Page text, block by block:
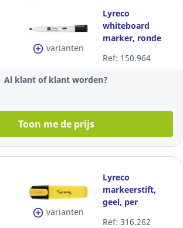
varianten
Lyreco
whiteboard
marker, ronde
zwart, per stuk
Ref: 150.964
Al klant of klant worden?
Toon me de prijs
varianten
Lyreco
markeerstift,
geel, per
Ref: 316.262